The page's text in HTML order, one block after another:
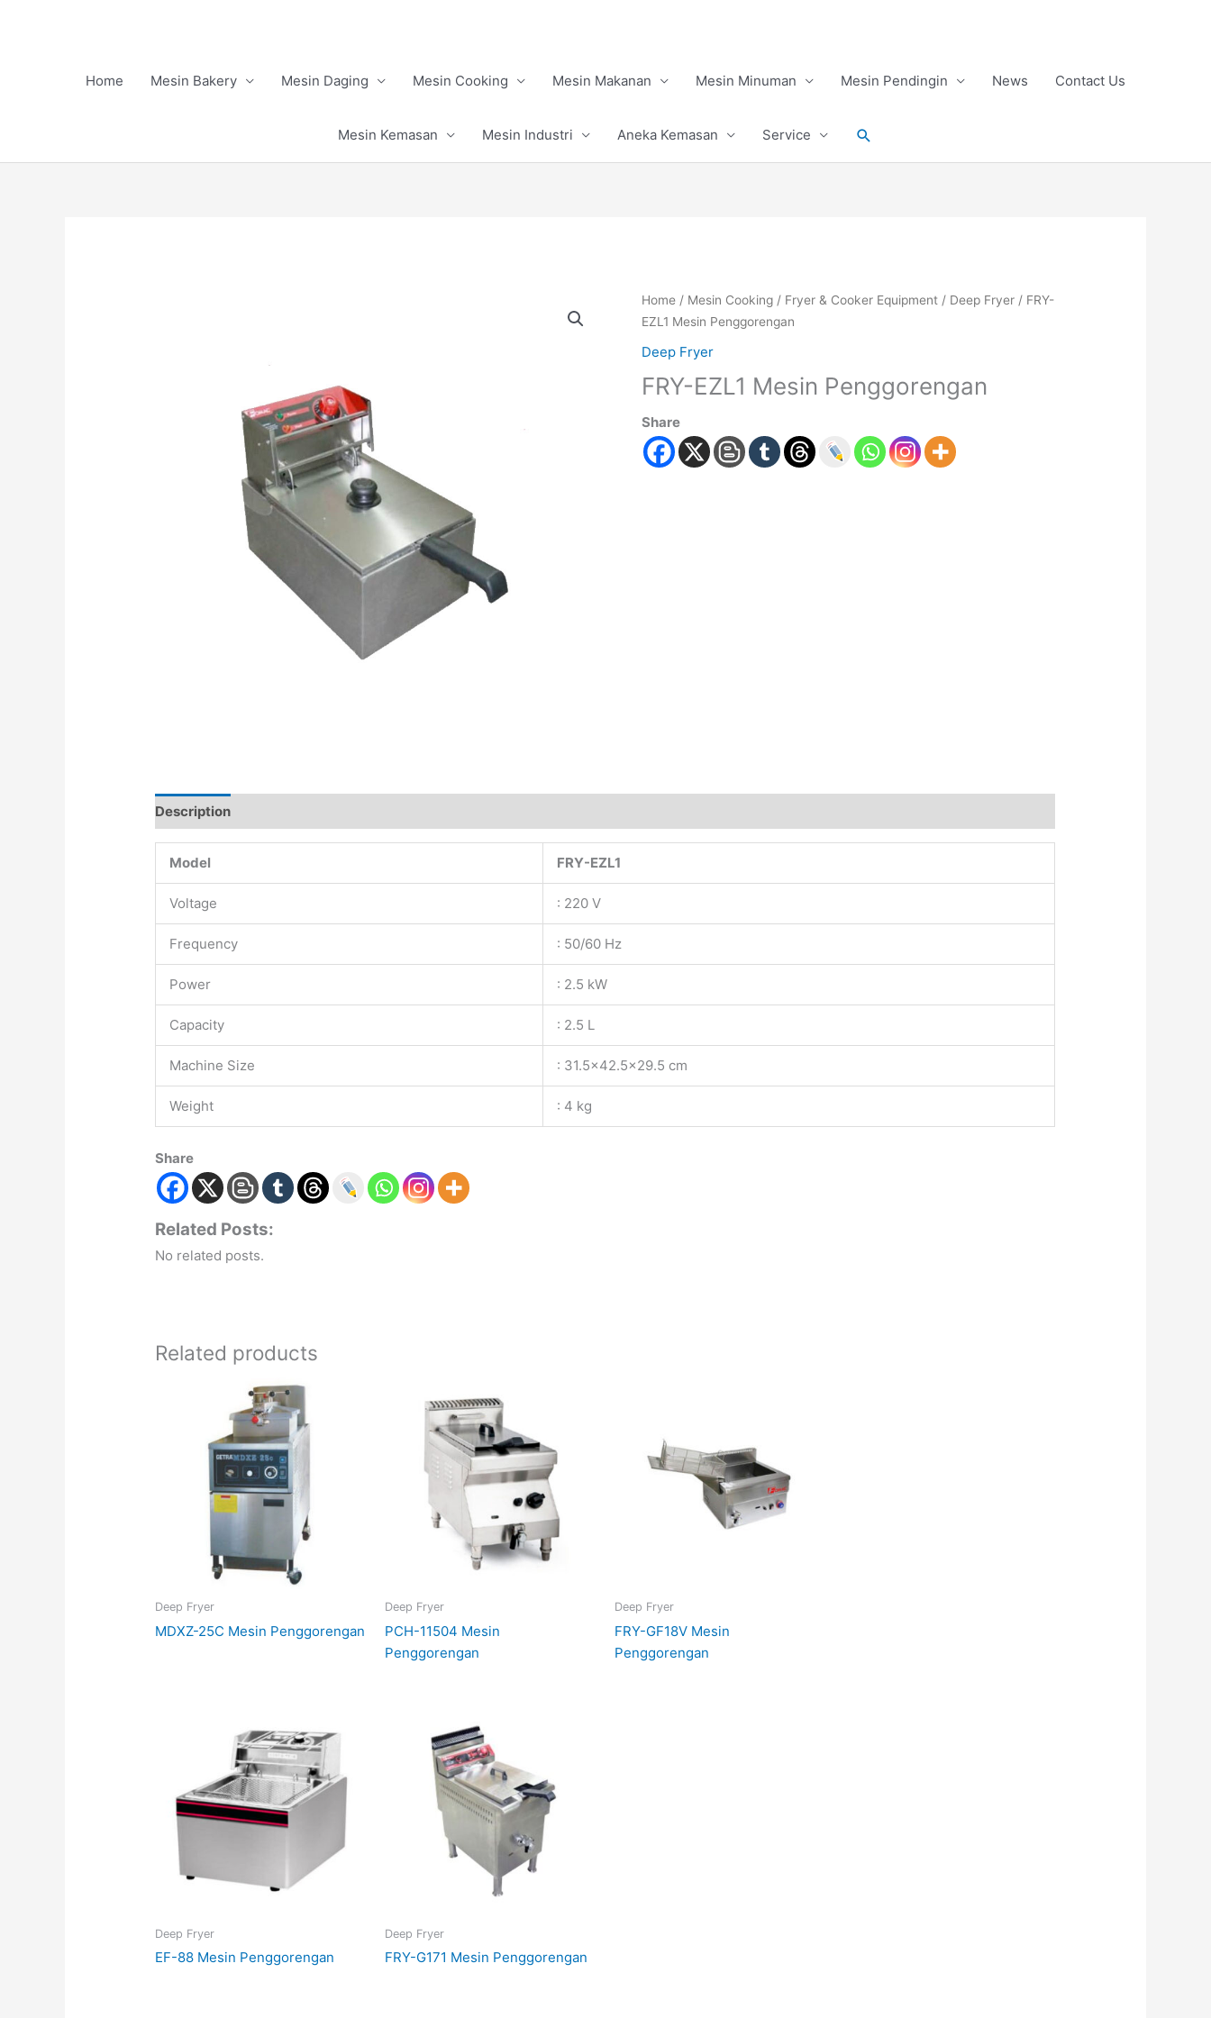
Home
Mesin Bakery Mesin Daging Mesin Cooking Mesin Makanan Mesin Minuman Mesin Pendingin News Contact Us
Mesin Kemasan Mesin Industri Aneka Kemasan Service Search
Home / Mesin Cooking / Fryer & Cooker Equipment / Deep Fryer / FRY-
EZL1 Mesin Penggorengan
Deep Fryer
FRY-EZL1 Mesin Penggorengan
Share
Description
Model FRY-EZL1
Voltage : 220 V
Frequency : 50/60 Hz
Power : 2.5 kW
Capacity : 2.5 L
Machine Size : 31.5×42.5×29.5 cm
Weight : 4 kg
Share
Related Posts:
No related posts.
Related products
Deep Fryer
MDXZ-25C Mesin Penggorengan
Deep Fryer
PCH-11504 Mesin
Penggorengan
Deep Fryer
FRY-GF18V Mesin
Penggorengan
Deep Fryer
EF-88 Mesin Penggorengan
Deep Fryer
FRY-G171 Mesin Penggorengan